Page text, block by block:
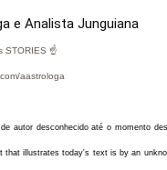
e Analista Junguiana
STORIES ☝
aastrologa
autor desconhecido até o momento
that illustrates today's text is by an